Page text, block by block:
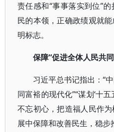
责任感和“事事落实到位”
民的本领，正确政绩观就
明标志。
保障“促进全体人民共
习近平总书记指出：“
同富裕的现代化”“谋划‘十
不忘初心，把造福人民作
展中保障和改善民生，稳步